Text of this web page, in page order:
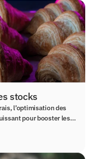
stocks
l’optimisation des
pour booster les
de la demande